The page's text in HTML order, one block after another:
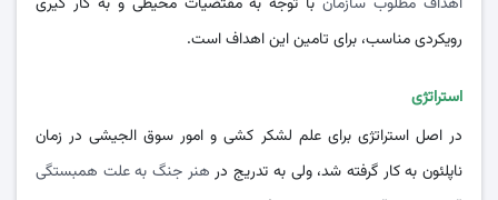
رویکردی مناسب، برای تامین این اهداف است.
استراتژی
در اصل استراتژی برای علم لشکر کشی و امور سوق الجیشی در زمان
ناپلئون به کار گرفته شد، ولی به تدریج در هنر جنگ به علت همبستگی